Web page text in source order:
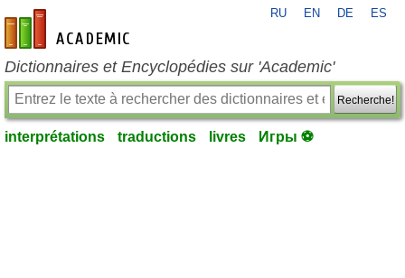
fr-academic.com
RU EN DE ES
Dictionnaires et Encyclopédies sur 'Academic'
Recherche!
interprétations traductions livres Игры ⚽